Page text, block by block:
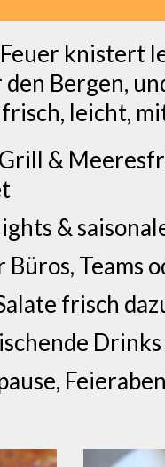
knistert
Bergen,
leicht,
&
&
Teams
frisch
Drinks